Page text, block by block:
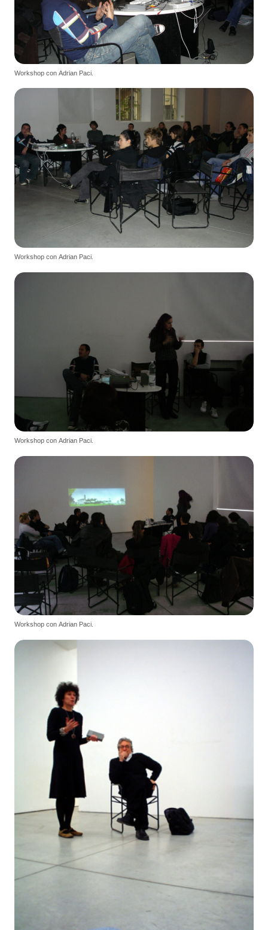
Workshop con Adrian Paci.
Workshop con Adrian Paci.
Workshop con Adrian Paci.
Workshop con Adrian Paci.